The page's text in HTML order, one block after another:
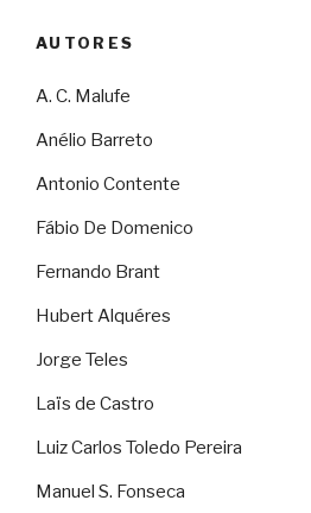
AUTORES
A. C. Malufe
Anélio Barreto
Antonio Contente
Fábio De Domenico
Fernando Brant
Hubert Alquéres
Jorge Teles
Laïs de Castro
Luiz Carlos Toledo Pereira
Manuel S. Fonseca